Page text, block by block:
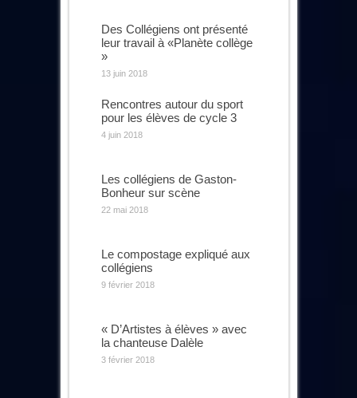
Des Collégiens ont présenté
leur travail à «Planète collège
»
13 juin 2018
Rencontres autour du sport
pour les élèves de cycle 3
4 juin 2018
Les collégiens de Gaston-
Bonheur sur scène
22 mai 2018
Le compostage expliqué aux
collégiens
9 février 2018
« D’Artistes à élèves » avec
la chanteuse Dalèle
3 février 2018